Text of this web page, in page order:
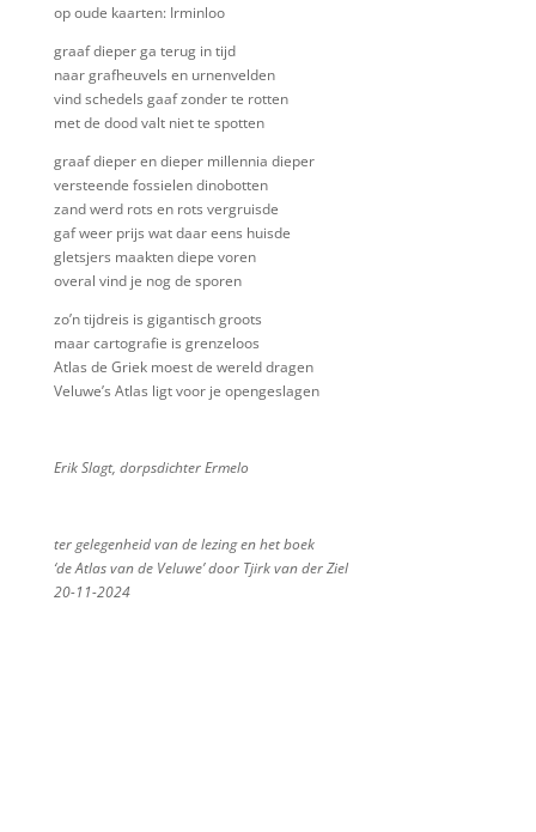
op oude kaarten: Irminloo
graaf dieper ga terug in tijd
naar grafheuvels en urnenvelden
vind schedels gaaf zonder te rotten
met de dood valt niet te spotten
graaf dieper en dieper millennia dieper
versteende fossielen dinobotten
zand werd rots en rots vergruisde
gaf weer prijs wat daar eens huisde
gletsjers maakten diepe voren
overal vind je nog de sporen
zo’n tijdreis is gigantisch groots
maar cartografie is grenzeloos
Atlas de Griek moest de wereld dragen
Veluwe’s Atlas ligt voor je opengeslagen
Erik Slagt, dorpsdichter Ermelo
ter gelegenheid van de lezing en het boek
‘de Atlas van de Veluwe’ door Tjirk van der Ziel
20-11-2024